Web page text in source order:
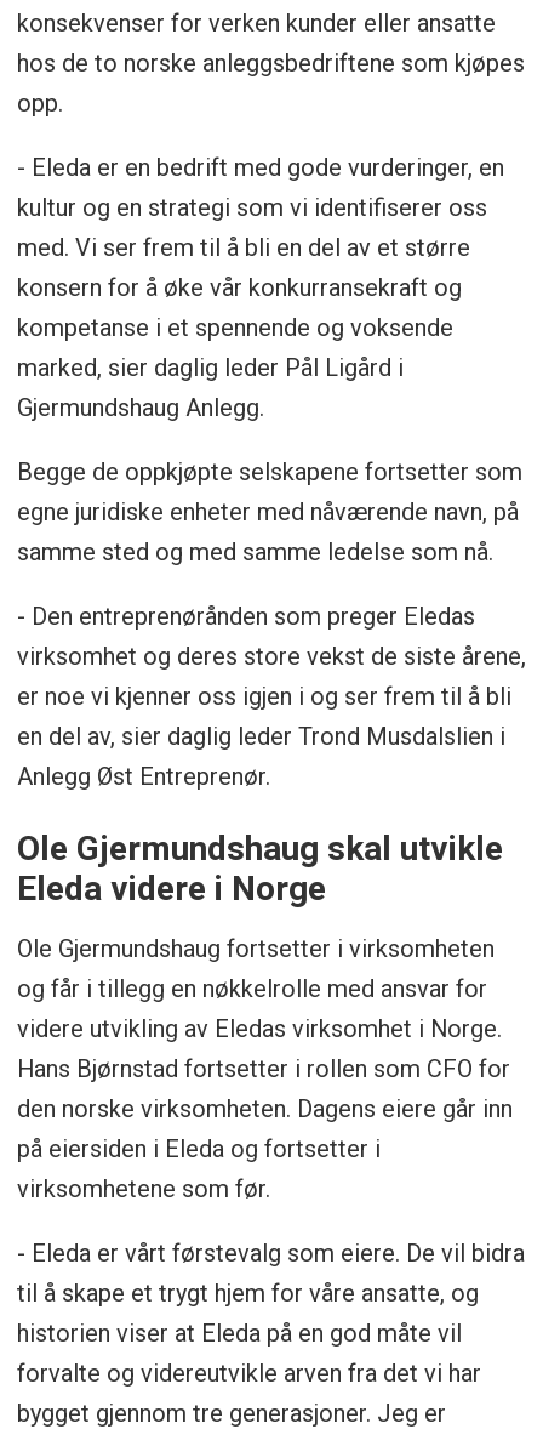
konsekvenser for verken kunder eller ansatte
hos de to norske anleggsbedriftene som kjøpes
opp.
- Eleda er en bedrift med gode vurderinger, en
kultur og en strategi som vi identifiserer oss
med. Vi ser frem til å bli en del av et større
konsern for å øke vår konkurransekraft og
kompetanse i et spennende og voksende
marked, sier daglig leder Pål Ligård i
Gjermundshaug Anlegg.
Begge de oppkjøpte selskapene fortsetter som
egne juridiske enheter med nåværende navn, på
samme sted og med samme ledelse som nå.
- Den entreprenørånden som preger Eledas
virksomhet og deres store vekst de siste årene,
er noe vi kjenner oss igjen i og ser frem til å bli
en del av, sier daglig leder Trond Musdalslien i
Anlegg Øst Entreprenør.
Ole Gjermundshaug skal utvikle
Eleda videre i Norge
Ole Gjermundshaug fortsetter i virksomheten
og får i tillegg en nøkkelrolle med ansvar for
videre utvikling av Eledas virksomhet i Norge.
Hans Bjørnstad fortsetter i rollen som CFO for
den norske virksomheten. Dagens eiere går inn
på eiersiden i Eleda og fortsetter i
virksomhetene som før.
- Eleda er vårt førstevalg som eiere. De vil bidra
til å skape et trygt hjem for våre ansatte, og
historien viser at Eleda på en god måte vil
forvalte og videreutvikle arven fra det vi har
bygget gjennom tre generasjoner. Jeg er